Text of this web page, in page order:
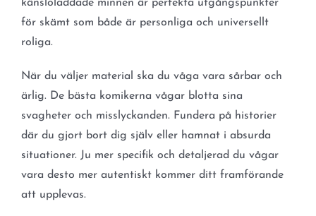
känsloladdade minnen är perfekta utgångspunkter
för skämt som både är personliga och universellt
roliga.
När du väljer material ska du våga vara sårbar och
ärlig. De bästa komikerna vågar blotta sina
svagheter och misslyckanden. Fundera på historier
där du gjort bort dig själv eller hamnat i absurda
situationer. Ju mer specifik och detaljerad du vågar
vara desto mer autentiskt kommer ditt framförande
att upplevas.